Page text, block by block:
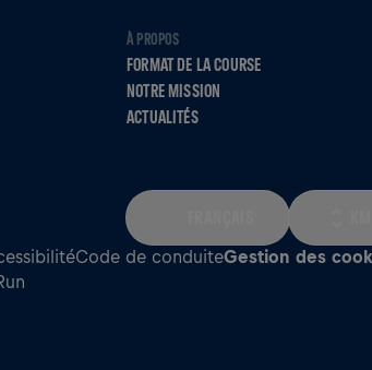
À PROPOS
FORMAT DE LA COURSE
NOTRE MISSION
ACTUALITÉS
Code de conduiteGestion des